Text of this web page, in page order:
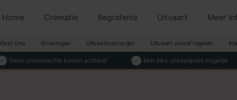
Home Crematie Begrafenis Uitvaart Meer
Over Ons Ervaringen Uitvaartverzorger Uitvaart vooraf regelen
Geen onverwachte kosten achteraf Met elke uitvaartpolis mogelijk